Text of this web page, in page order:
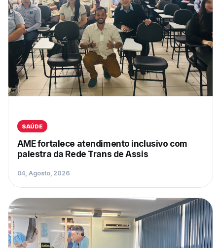
SAÚDE
AME fortalece atendimento inclusivo com
palestra da Rede Trans de Assis
04, Agosto, 2026